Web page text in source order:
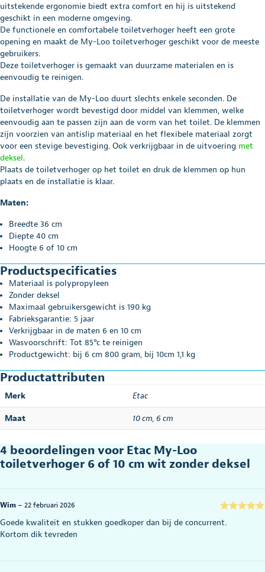
uitstekende ergonomie biedt extra comfort en hij is uitstekend
geschikt in een moderne omgeving.
De functionele en comfortabele toiletverhoger heeft een grote
opening en maakt de My-Loo toiletverhoger geschikt voor de meeste
gebruikers.
Deze toiletverhoger is gemaakt van duurzame materialen en is
eenvoudig te reinigen.
De installatie van de My-Loo duurt slechts enkele seconden. De
toiletverhoger wordt bevestigd door middel van klemmen, welke
eenvoudig aan te passen zijn aan de vorm van het toilet. De klemmen
zijn voorzien van antislip materiaal en het flexibele materiaal zorgt
voor een stevige bevestiging. Ook verkrijgbaar in de uitvoering met
deksel.
Plaats de toiletverhoger op het toilet en druk de klemmen op hun
plaats en de installatie is klaar.
Maten:
Breedte 36 cm
Diepte 40 cm
Hoogte 6 of 10 cm
Productspecificaties
Materiaal is polypropyleen
Zonder deksel
Maximaal gebruikersgewicht is 190 kg
Fabrieksgarantie: 5 jaar
Verkrijgbaar in de maten 6 en 10 cm
Wasvoorschrift: Tot 85°c te reinigen
Productgewicht: bij 6 cm 800 gram, bij 10cm 1,1 kg
Productattributen
Merk Etac
Maat 10 cm, 6 cm
4 beoordelingen voor Etac My-Loo
toiletverhoger 6 of 10 cm wit zonder deksel
5uit 5
Wim – 22 februari 2026
Goede kwaliteit en stukken goedkoper dan bij de concurrent.
Kortom dik tevreden